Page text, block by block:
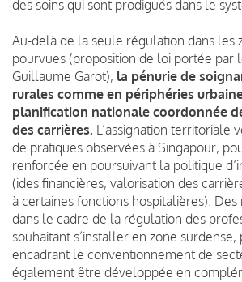
des soins qui sont prodigués dans le
Au-delà de la seule régulation dans les
pourvues (proposition de loi portée par
Guillaume Garot), la pénurie de
rurales comme en périphéries
planification nationale coordonnée
des carrières. L’assignation territoriale
de pratiques observées à Singapour,
renforcée en poursuivant la politique
(ides financières, valorisation des
à certaines fonctions hospitalières). Des
dans le cadre de la régulation des
souhaitant s’installer en zone
encadrant le conventionnement de
également être développée en